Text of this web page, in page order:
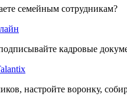
семейным сотрудникам?
кадровые
настройте воронку,